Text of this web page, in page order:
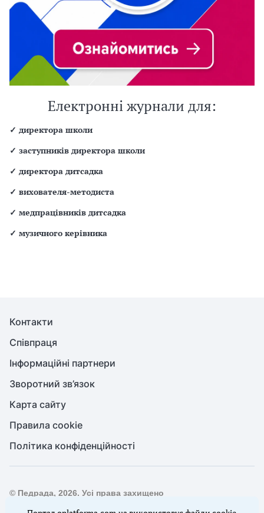
Електронні журнали для:
✓ директора школи
✓ заступників директора школи
✓ директора дитсадка
✓ вихователя-методиста
✓ медпрацівників дитсадка
✓ музичного керівника
Контакти
Співпраця
Інформаційні партнери
Зворотний зв’язок
Карта сайту
Правила cookie
Політика конфіденційності
© Педрада, 2026. Усі права захищено
Повне або часткове копіювання будь-яких матеріалів сайту,